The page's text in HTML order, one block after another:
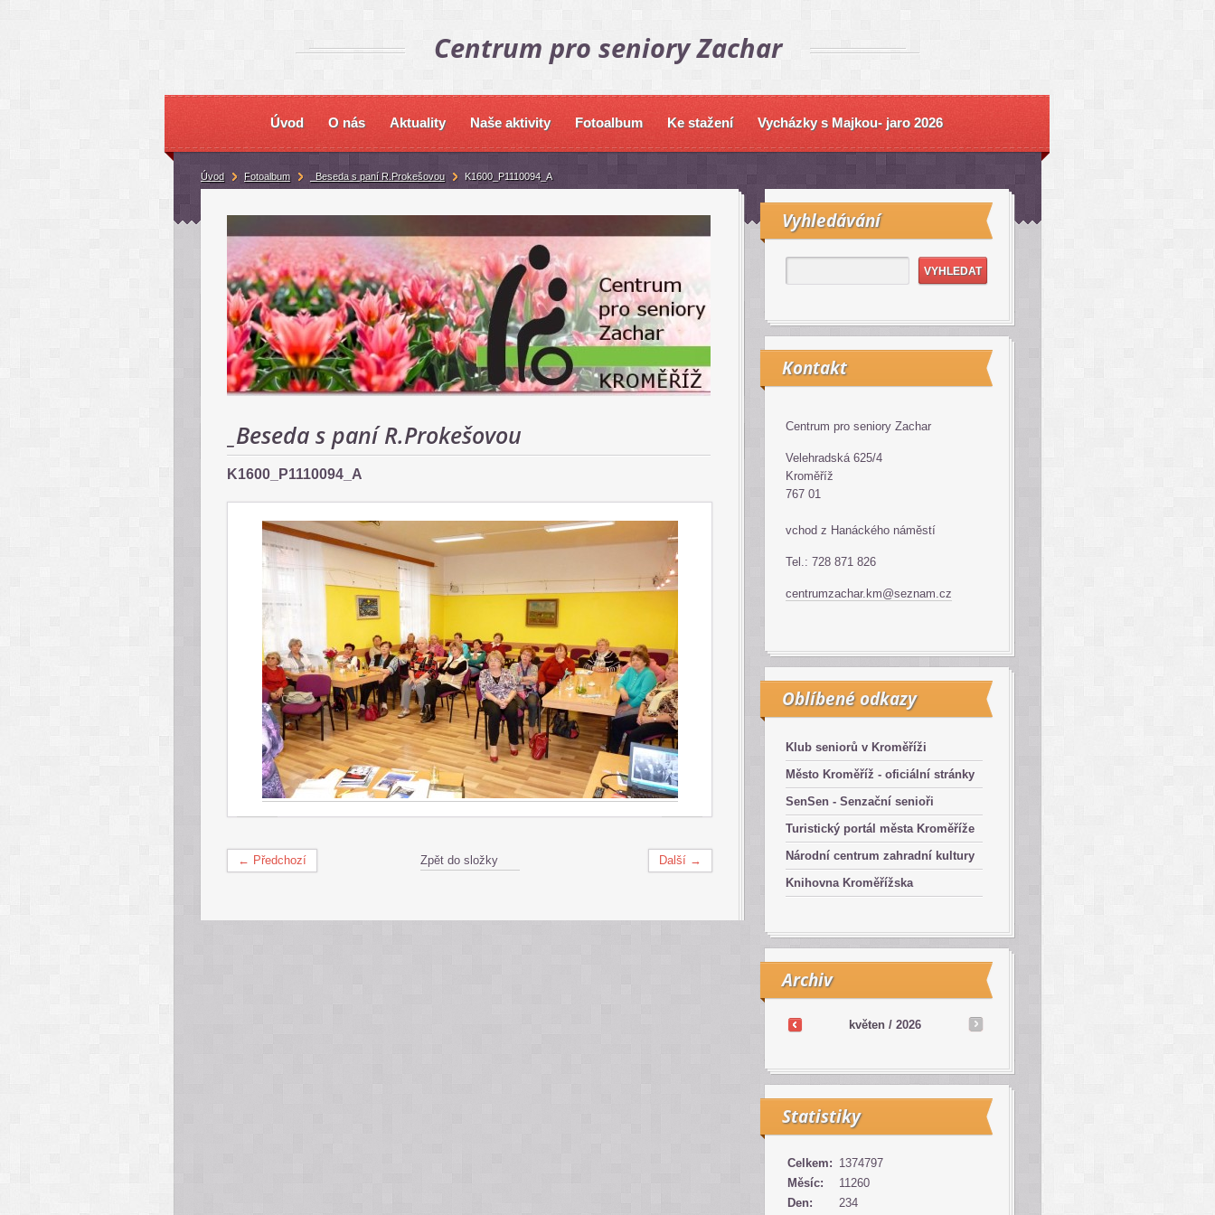
Centrum pro seniory Zachar
Úvod O nás Aktuality Naše aktivity Fotoalbum Ke stažení Vycházky s Majkou- jaro 2026
_Beseda s paní R.Prokešovou
K1600_P1110094_A
← Předchozí Další →
Zpět do složky
Vyhledávání
Kontakt
Centrum pro seniory Zachar
Velehradská 625/4
Kroměříž
767 01
vchod z Hanáckého náměstí
Tel.: 728 871 826
centrumzachar.km@seznam.cz
Oblíbené odkazy
Klub seniorů v Kroměříži
Město Kroměříž - oficiální stránky
SenSen - Senzační senioři
Turistický portál města Kroměříže
Národní centrum zahradní kultury
Knihovna Kroměřížska
Archiv
květen / 2026
Statistiky
Celkem: 1374797
Měsíc:
11260
Den:
234
Úvod Fotoalbum _Beseda s paní R.Prokešovou K1600_P1110094_A